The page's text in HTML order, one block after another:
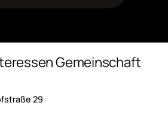
Gemeinschaft
29